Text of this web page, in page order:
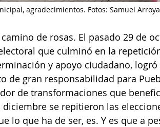
agradecimientos. Fotos: Samuel
de rosas. El pasado 29 de
que culminó en la
y apoyo ciudadano,
de gran responsabilidad para
de transformaciones que
se repitieron las
lo que ha de ser, es. Y es que a